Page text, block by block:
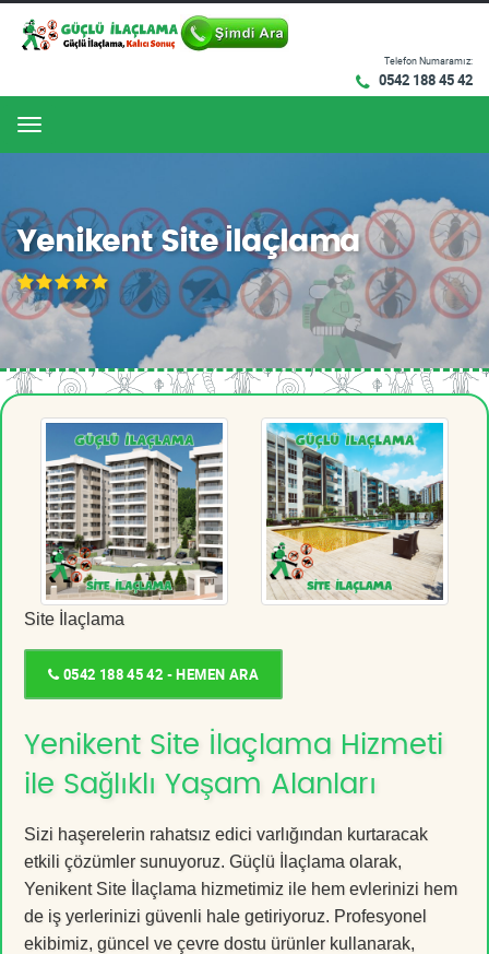
Telefon Numaramız:
0542 188 45 42
Menu
Yenikent Site İlaçlama
Site İlaçlama
0542 188 45 42 - HEMEN ARA
Yenikent Site İlaçlama Hizmeti
ile Sağlıklı Yaşam Alanları
Sizi haşerelerin rahatsız edici varlığından kurtaracak
etkili çözümler sunuyoruz. Güçlü İlaçlama olarak,
Yenikent Site İlaçlama hizmetimiz ile hem evlerinizi hem
de iş yerlerinizi güvenli hale getiriyoruz. Profesyonel
ekibimiz, güncel ve çevre dostu ürünler kullanarak,